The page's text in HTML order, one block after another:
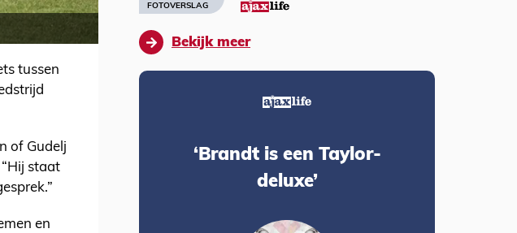
tussen
of Gudelj
staat
en
FOTOVERSLAG
Bekijk meer
‘Brandt is een Taylor-
deluxe’